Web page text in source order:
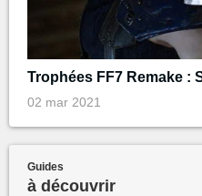
Trophées FF7 Remake :
02 mar 2021
Guides
à découvrir